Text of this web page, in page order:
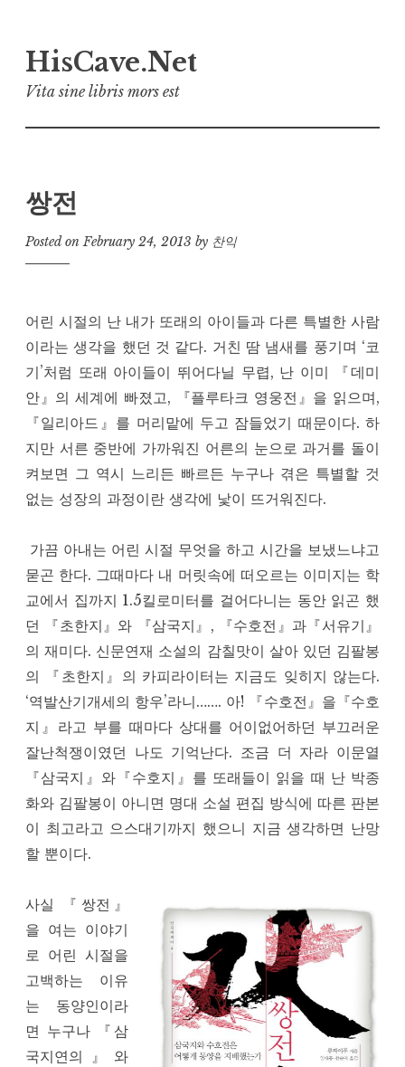
to
content
HisCave.Net
Vita sine libris mors est
쌍전
Posted onFebruary 24, 2013 by 찬익
어린 시절의 난 내가 또래의 아이들과 다른 특별한 사람
이라는 생각을 했던 것 같다. 거친 땀 냄새를 풍기며 ‘코
기’처럼 또래 아이들이 뛰어다닐 무렵, 난 이미 『데미
안』의 세계에 빠졌고, 『플루타크 영웅전』을 읽으며,
『일리아드』를 머리맡에 두고 잠들었기 때문이다. 하
지만 서른 중반에 가까워진 어른의 눈으로 과거를 돌이
켜보면 그 역시 느리든 빠르든 누구나 겪은 특별할 것
없는 성장의 과정이란 생각에 낯이 뜨거워진다.
가끔 아내는 어린 시절 무엇을 하고 시간을 보냈느냐고
묻곤 한다. 그때마다 내 머릿속에 떠오르는 이미지는 학
교에서 집까지 1.5킬로미터를 걸어다니는 동안 읽곤 했
던 『초한지』와 『삼국지』, 『수호전』과『서유기』
의 재미다. 신문연재 소설의 감칠맛이 살아 있던 김팔봉
의 『초한지』의 카피라이터는 지금도 잊히지 않는다.
‘역발산기개세의 항우’라니……. 아! 『수호전』을『수호
지』라고 부를 때마다 상대를 어이없어하던 부끄러운
잘난척쟁이였던 나도 기억난다. 조금 더 자라 이문열
『삼국지』와『수호지』를 또래들이 읽을 때 난 박종
화와 김팔봉이 아니면 명대 소설 편집 방식에 따른 판본
이 최고라고 으스대기까지 했으니 지금 생각하면 난망
할 뿐이다.
사실 『쌍전』
을 여는 이야기
로 어린 시절을
고백하는 이유
는 동양인이라
면 누구나 『삼
국지연의』와